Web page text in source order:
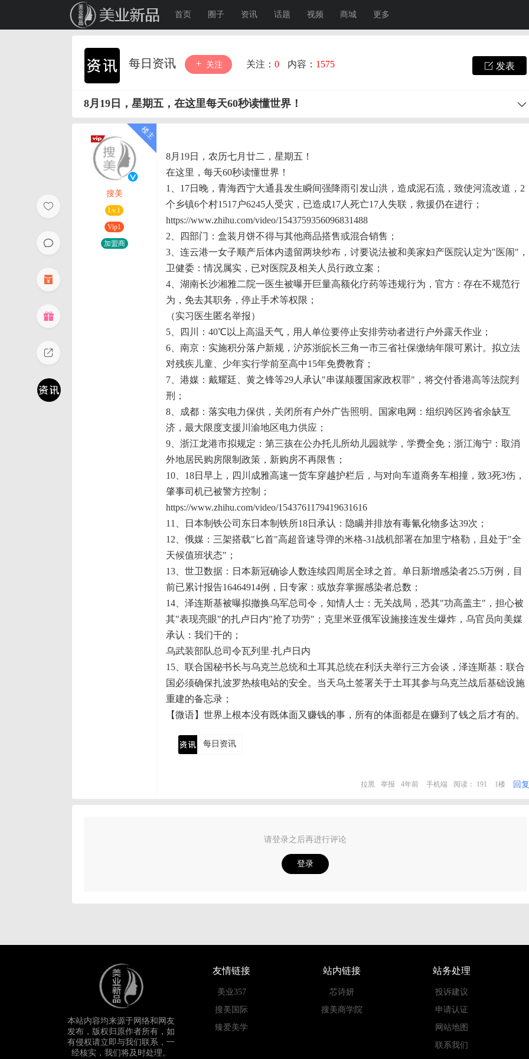
首页 圈子 资讯 话题 视频 商城 更多
每日资讯 关注 关注： 0 内容： 1575 发表
8月19日，星期五，在这里每天60秒读懂世界！
搜美
Lv.1
Vip1
加盟商
8月19日，农历七月廿二，星期五！
在这里，每天60秒读懂世界！
1、17日晚，青海西宁大通县发生瞬间强降雨引发山洪，造成泥石流，致使河流改道，2
个乡镇6个村1517户6245人受灾，已造成17人死亡17人失联，救援仍在进行；
https://www.zhihu.com/video/1543759356096831488
2、四部门：盒装月饼不得与其他商品搭售或混合销售；
3、连云港一女子顺产后体内遗留两块纱布，讨要说法被和美家妇产医院认定为"医闹"，
卫健委：情况属实，已对医院及相关人员行政立案；
4、湖南长沙湘雅二院一医生被曝开巨量高额化疗药等违规行为，官方：存在不规范行
为，免去其职务，停止手术等权限；
（实习医生匿名举报）
5、四川：40℃以上高温天气，用人单位要停止安排劳动者进行户外露天作业；
6、南京：实施积分落户新规，沪苏浙皖长三角一市三省社保缴纳年限可累计。拟立法
对残疾儿童、少年实行学前至高中15年免费教育；
7、港媒：戴耀廷、黄之锋等29人承认"串谋颠覆国家政权罪"，将交付香港高等法院判
刑；
8、成都：落实电力保供，关闭所有户外广告照明。国家电网：组织跨区跨省余缺互
济，最大限度支援川渝地区电力供应；
9、浙江龙港市拟规定：第三孩在公办托儿所幼儿园就学，学费全免；浙江海宁：取消
外地居民购房限制政策，新购房不再限售；
10、18日早上，四川成雅高速一货车穿越护栏后，与对向车道商务车相撞，致3死3伤，
肇事司机已被警方控制；
https://www.zhihu.com/video/1543761179419631616
11、日本制铁公司东日本制铁所18日承认：隐瞒并排放有毒氰化物多达39次；
12、俄媒：三架搭载"匕首"高超音速导弹的米格-31战机部署在加里宁格勒，且处于"全
天候值班状态"；
13、世卫数据：日本新冠确诊人数连续四周居全球之首。单日新增感染者25.5万例，目
前已累计报告16464914例，日专家：或放弃掌握感染者总数；
14、泽连斯基被曝拟撤换乌军总司令，知情人士：无关战局，恐其"功高盖主"，担心被
其"表现亮眼"的扎卢日内"抢了功劳"；克里米亚俄军设施接连发生爆炸，乌官员向美媒
承认：我们干的；
乌武装部队总司令瓦列里·扎卢日内
15、联合国秘书长与乌克兰总统和土耳其总统在利沃夫举行三方会谈，泽连斯基：联合
国必须确保扎波罗热核电站的安全。当天乌土签署关于土耳其参与乌克兰战后基础设施
重建的备忘录；
【微语】世界上根本没有既体面又赚钱的事，所有的体面都是在赚到了钱之后才有的。
每日资讯
拉黑 举报 4年前 手机端 阅读： 191 1楼 回复
请登录之后再进行评论
登录
本站内容均来源于网络和网友
发布，版权归原作者所有，如
有侵权请立即与我们联系，一
经核实，我们将及时处理。
友情链接
美业357
搜美国际
臻爱美学
站内链接
芯诗妍
搜美商学院
站务处理
投诉建议
申请认证
网站地图
联系我们